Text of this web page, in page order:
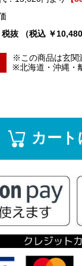
税抜 （税込 ￥10,480
※この商品は玄関
※北海道・沖縄・
カート